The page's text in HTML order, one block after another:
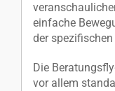
einfache
der
Die
vor allem